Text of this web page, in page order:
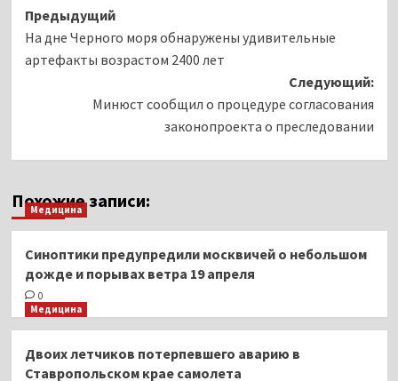
Навигация
записи
Предыдущий
На дне Черного моря обнаружены удивительные
артефакты возрастом 2400 лет
Следующий:
Минюст сообщил о процедуре согласования
законопроекта о преследовании
Похожие записи:
Медицина
Синоптики предупредили москвичей о небольшом
дожде и порывах ветра 19 апреля
0
Медицина
Двоих летчиков потерпевшего аварию в
Ставропольском крае самолета